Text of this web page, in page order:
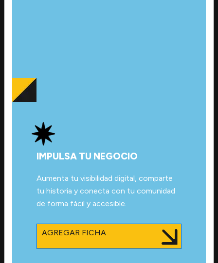
IMPULSA TU NEGOCIO
Aumenta tu visibilidad digital, comparte
tu historia y conecta con tu comunidad
de forma fácil y accesible.
AGREGAR FICHA